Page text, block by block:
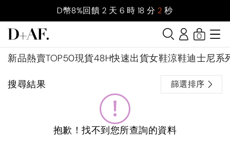
D幣8%回饋 2 天 6 時 18 分 2 秒
新品熱賣TOP50現貨48H快速出貨女鞋涼鞋迪士尼系
0
搜尋結果 篩選排序
抱歉！找不到您所查詢的資料